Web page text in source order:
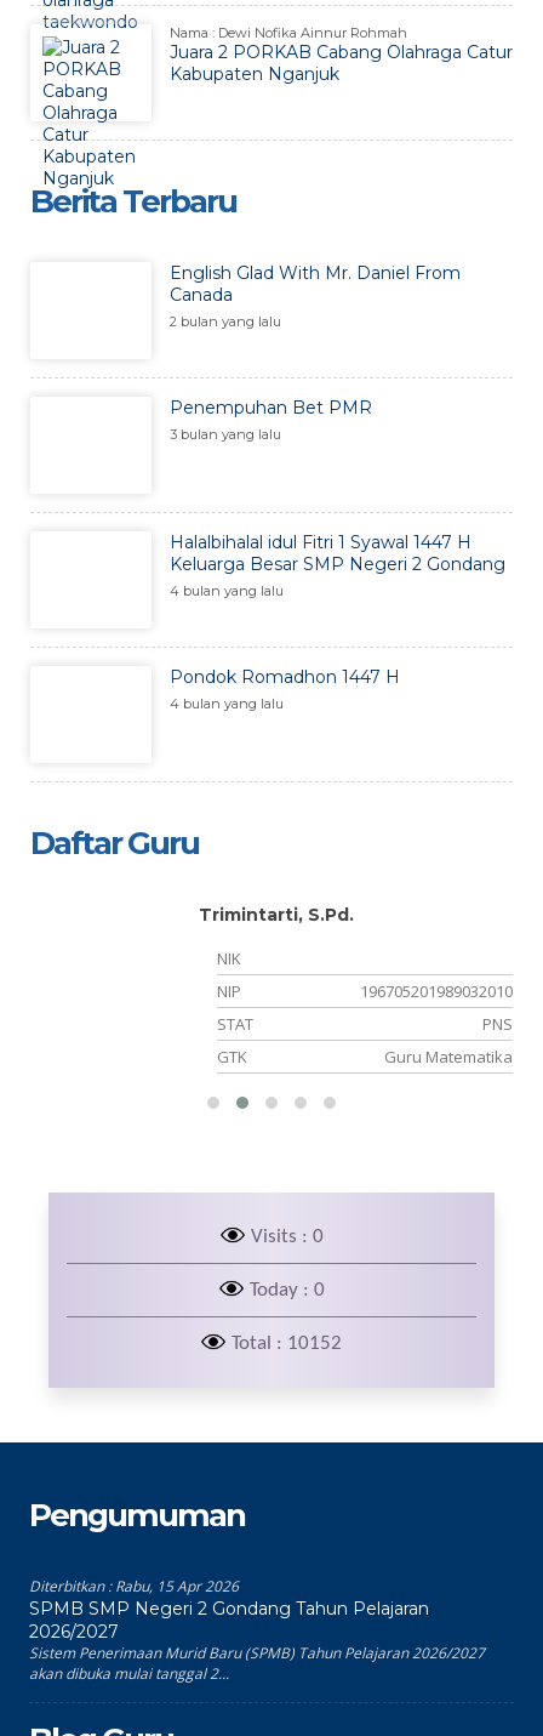
Nama : Dewi Nofika Ainnur Rohmah
Juara 2 PORKAB Cabang Olahraga Catur
Kabupaten Nganjuk
Berita Terbaru
English Glad With Mr. Daniel From
Canada
2 bulan yang lalu
Penempuhan Bet PMR
3 bulan yang lalu
Halalbihalal idul Fitri 1 Syawal 1447 H
Keluarga Besar SMP Negeri 2 Gondang
4 bulan yang lalu
Pondok Romadhon 1447 H
4 bulan yang lalu
Daftar Guru
Trimintarti, S.Pd.
NIK
NIP
196705201989032010
STAT
PNS
GTK
Guru Matematika
Visits : 0
Today : 0
Total : 10152
Pengumuman
Diterbitkan :Rabu, 15 Apr 2026
SPMB SMP Negeri 2 Gondang Tahun Pelajaran
2026/2027
Sistem Penerimaan Murid Baru (SPMB) Tahun Pelajaran 2026/2027
akan dibuka mulai tanggal 2...